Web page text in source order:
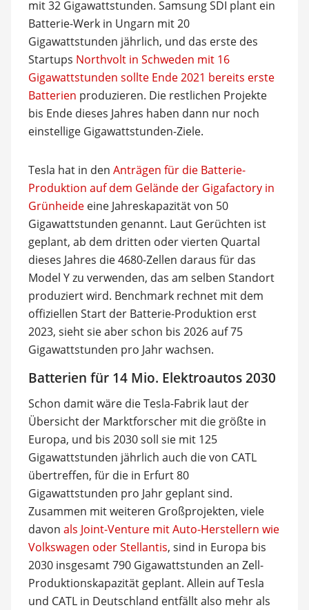
mit 32 Gigawattstunden. Samsung SDI plant ein
Batterie-Werk in Ungarn mit 20
Gigawattstunden jährlich, und das erste des
Startups Northvolt in Schweden mit 16
Gigawattstunden sollte Ende 2021 bereits erste
Batterien produzieren. Die restlichen Projekte
bis Ende dieses Jahres haben dann nur noch
einstellige Gigawattstunden-Ziele.
Tesla hat in den Anträgen für die Batterie-
Produktion auf dem Gelände der Gigafactory in
Grünheideeine Jahreskapazität von 50
Gigawattstunden genannt. Laut Gerüchten ist
geplant, ab dem dritten oder vierten Quartal
dieses Jahres die 4680-Zellen daraus für das
Model Y zu verwenden, das am selben Standort
produziert wird. Benchmark rechnet mit dem
offiziellen Start der Batterie-Produktion erst
2023, sieht sie aber schon bis 2026 auf 75
Gigawattstunden pro Jahr wachsen.
Batterien für 14 Mio. Elektroautos 2030
Schon damit wäre die Tesla-Fabrik laut der
Übersicht der Marktforscher mit die größte in
Europa, und bis 2030 soll sie mit 125
Gigawattstunden jährlich auch die von CATL
übertreffen, für die in Erfurt 80
Gigawattstunden pro Jahr geplant sind.
Zusammen mit weiteren Großprojekten, viele
davon als Joint-Venture mit Auto-Herstellern wie
Volkswagen oder Stellantis, sind in Europa bis
2030 insgesamt 790 Gigawattstunden an Zell-
Produktionskapazität geplant. Allein auf Tesla
und CATL in Deutschland entfällt also mehr als